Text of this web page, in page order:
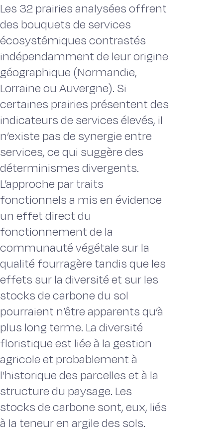
Les 32 prairies analysées offrent
des bouquets de services
écosystémiques contrastés
indépendamment de leur origine
géographique (Normandie,
Lorraine ou Auvergne). Si
certaines prairies présentent des
indicateurs de services élevés, il
n’existe pas de synergie entre
services, ce qui suggère des
déterminismes divergents.
L’approche par traits
fonctionnels a mis en évidence
un effet direct du
fonctionnement de la
communauté végétale sur la
qualité fourragère tandis que les
effets sur la diversité et sur les
stocks de carbone du sol
pourraient n’être apparents qu’à
plus long terme. La diversité
floristique est liée à la gestion
agricole et probablement à
l’historique des parcelles et à la
structure du paysage. Les
stocks de carbone sont, eux, liés
à la teneur en argile des sols.